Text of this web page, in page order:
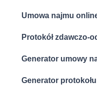
Umowa najmu
Protokół zdawczo-
Generator umowy
Generator